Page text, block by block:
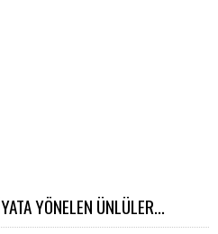
YÖNELEN ÜNLÜLER...